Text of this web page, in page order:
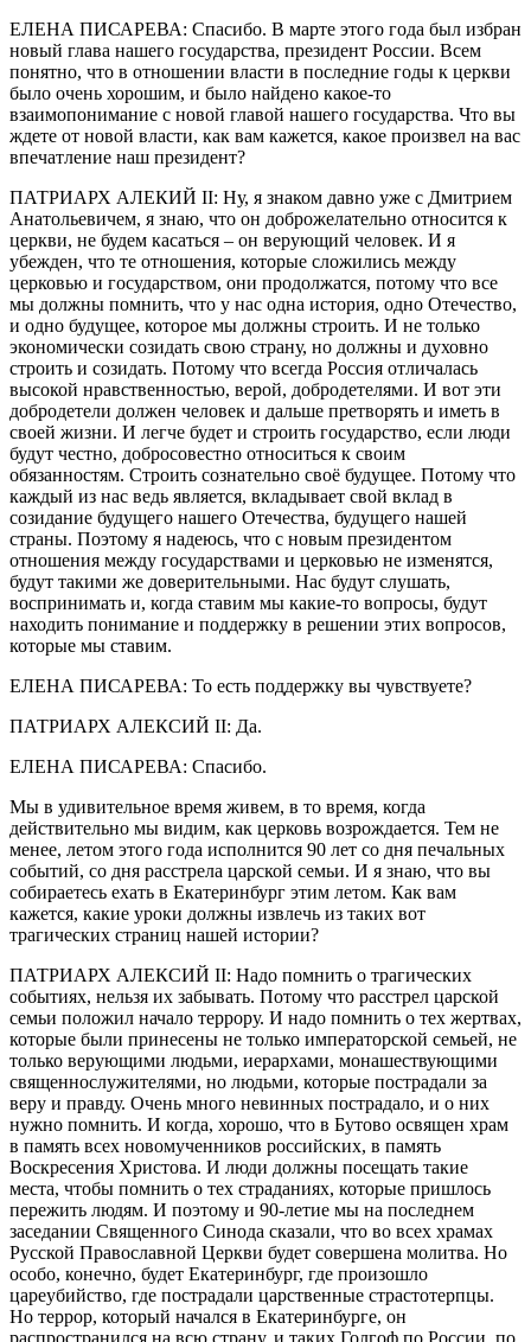
ЕЛЕНА ПИСАРЕВА: Спасибо. В марте этого года был избран
новый глава нашего государства, президент России. Всем
понятно, что в отношении власти в последние годы к церкви
было очень хорошим, и было найдено какое-то
взаимопонимание с новой главой нашего государства. Что вы
ждете от новой власти, как вам кажется, какое произвел на вас
впечатление наш президент?
ПАТРИАРХ АЛЕКИЙ II: Ну, я знаком давно уже с Дмитрием
Анатольевичем, я знаю, что он доброжелательно относится к
церкви, не будем касаться – он верующий человек. И я
убежден, что те отношения, которые сложились между
церковью и государством, они продолжатся, потому что все
мы должны помнить, что у нас одна история, одно Отечество,
и одно будущее, которое мы должны строить. И не только
экономически созидать свою страну, но должны и духовно
строить и созидать. Потому что всегда Россия отличалась
высокой нравственностью, верой, добродетелями. И вот эти
добродетели должен человек и дальше претворять и иметь в
своей жизни. И легче будет и строить государство, если люди
будут честно, добросовестно относиться к своим
обязанностям. Строить сознательно своё будущее. Потому что
каждый из нас ведь является, вкладывает свой вклад в
созидание будущего нашего Отечества, будущего нашей
страны. Поэтому я надеюсь, что с новым президентом
отношения между государствами и церковью не изменятся,
будут такими же доверительными. Нас будут слушать,
воспринимать и, когда ставим мы какие-то вопросы, будут
находить понимание и поддержку в решении этих вопросов,
которые мы ставим.
ЕЛЕНА ПИСАРЕВА: То есть поддержку вы чувствуете?
ПАТРИАРХ АЛЕКСИЙ II: Да.
ЕЛЕНА ПИСАРЕВА: Спасибо.
Мы в удивительное время живем, в то время, когда
действительно мы видим, как церковь возрождается. Тем не
менее, летом этого года исполнится 90 лет со дня печальных
событий, со дня расстрела царской семьи. И я знаю, что вы
собираетесь ехать в Екатеринбург этим летом. Как вам
кажется, какие уроки должны извлечь из таких вот
трагических страниц нашей истории?
ПАТРИАРХ АЛЕКСИЙ II: Надо помнить о трагических
событиях, нельзя их забывать. Потому что расстрел царской
семьи положил начало террору. И надо помнить о тех жертвах,
которые были принесены не только императорской семьей, не
только верующими людьми, иерархами, монашествующими
священнослужителями, но людьми, которые пострадали за
веру и правду. Очень много невинных пострадало, и о них
нужно помнить. И когда, хорошо, что в Бутово освящен храм
в память всех новомученников российских, в память
Воскресения Христова. И люди должны посещать такие
места, чтобы помнить о тех страданиях, которые пришлось
пережить людям. И поэтому и 90-летие мы на последнем
заседании Священного Синода сказали, что во всех храмах
Русской Православной Церкви будет совершена молитва. Но
особо, конечно, будет Екатеринбург, где произошло
цареубийство, где пострадали царственные страстотерпцы.
Но террор, который начался в Екатеринбурге, он
распространился на всю страну, и таких Голгоф по России, по